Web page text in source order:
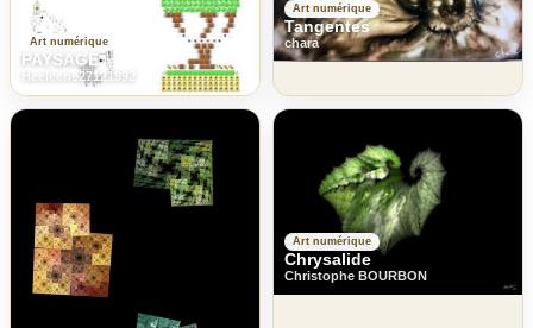
Art numérique
PAYSAGE
Heeleene27121992
Art numérique
Tangentes
chara
Art numérique
Chrysalide
Christophe BOURBON